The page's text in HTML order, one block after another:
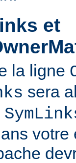
et
la ligne
sera
votre